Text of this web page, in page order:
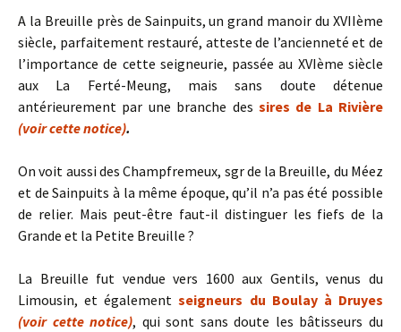
A la Breuille près de Sainpuits, un grand manoir du XVIIème
siècle, parfaitement restauré, atteste de l’ancienneté et de
l’importance de cette seigneurie, passée au XVIème siècle
aux La Ferté-Meung, mais sans doute détenue
antérieurement par une branche des sires de La Rivière
(voir cette notice).
On voit aussi des Champfremeux, sgr de la Breuille, du Méez
et de Sainpuits à la même époque, qu’il n’a pas été possible
de relier. Mais peut-être faut-il distinguer les fiefs de la
Grande et la Petite Breuille ?
La Breuille fut vendue vers 1600 aux Gentils, venus du
Limousin, et égalementseigneurs du Boulay à Druyes
(voir cette notice), qui sont sans doute les bâtisseurs du